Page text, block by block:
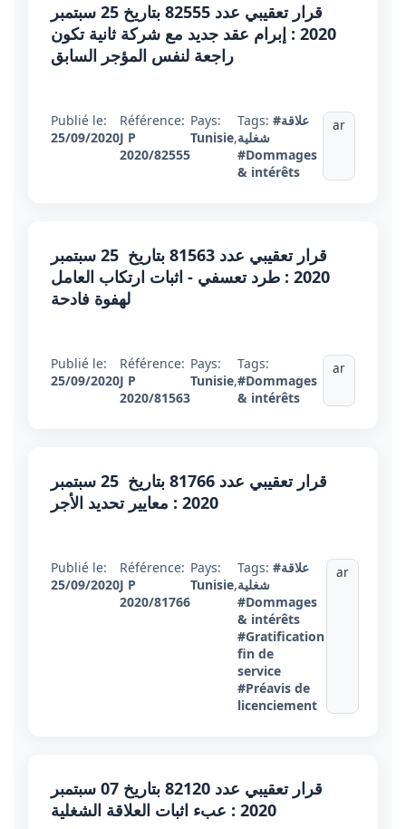
قرار تعقيبي عدد 82555 بتاريخ 25 سبتمبر
2020 : إبرام عقد جديد مع شركة ثانية تكون
راجعة لنفس المؤجر السابق
Publié le:
25/09/2020
Référence:
J P
2020/82555
Pays:
Tunisie,
Tags: #علاقة
شغلية
#Dommages
& intérêts
ar
قرار تعقيبي عدد 81563 بتاريخ 25 سبتمبر
2020 : طرد تعسفي - اثبات ارتكاب العامل
لهفوة فادحة
Publié le:
25/09/2020
Référence:
J P
2020/81563
Pays:
Tunisie,
Tags:
#Dommages
& intérêts
ar
قرار تعقيبي عدد 81766 بتاريخ 25 سبتمبر
2020 : معايير تحديد الأجر
Publié le:
25/09/2020
Référence:
J P
2020/81766
Pays:
Tunisie,
Tags: #علاقة
شغلية
#Dommages
& intérêts
#Gratification
fin de
service
#Préavis de
licenciement
ar
قرار تعقيبي عدد 82120 بتاريخ 07 سبتمبر
2020 : عبء اثبات العلاقة الشغلية